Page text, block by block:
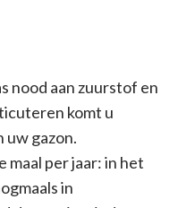
nood aan zuurstof en
komt u
uw gazon.
per jaar: in het
in